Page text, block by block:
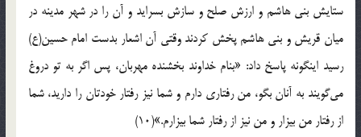
ستایش بنی هاشم و ارزش صلح و سازش بسراید و آن را در شهر مدینه در
میان قریش و بنی هاشم پخش کردند وقتی آن اشعار بدست امام حسین(ع)
رسید اینگونه پاسخ داد: «بنام خداوند بخشنده مهربان، پس اگر به تو دروغ
می‌گویند به آنان بگو، من رفتاری دارم و شما نیز رفتار خودتان را دارید، شما
از رفتار من بیزار و من نیز از رفتار شما بیزارم.»(10)